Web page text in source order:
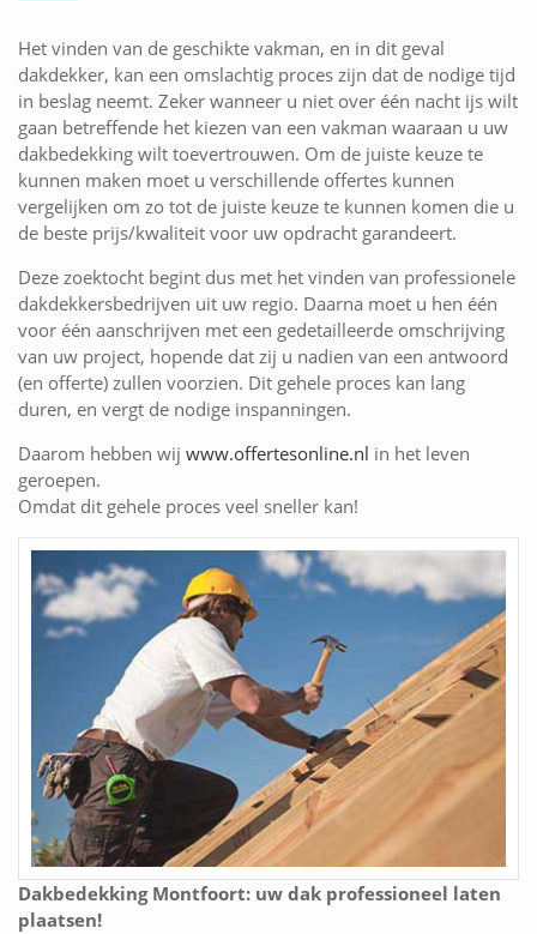
Het vinden van de geschikte vakman, en in dit geval
dakdekker, kan een omslachtig proces zijn dat de nodige tijd
in beslag neemt. Zeker wanneer u niet over één nacht ijs wilt
gaan betreffende het kiezen van een vakman waaraan u uw
dakbedekking wilt toevertrouwen. Om de juiste keuze te
kunnen maken moet u verschillende offertes kunnen
vergelijken om zo tot de juiste keuze te kunnen komen die u
de beste prijs/kwaliteit voor uw opdracht garandeert.
Deze zoektocht begint dus met het vinden van professionele
dakdekkersbedrijven uit uw regio. Daarna moet u hen één
voor één aanschrijven met een gedetailleerde omschrijving
van uw project, hopende dat zij u nadien van een antwoord
(en offerte) zullen voorzien. Dit gehele proces kan lang
duren, en vergt de nodige inspanningen.
Daarom hebben wij www.offertesonline.nl in het leven
geroepen.
Omdat dit gehele proces veel sneller kan!
Dakbedekking Montfoort: uw dak professioneel laten
plaatsen!